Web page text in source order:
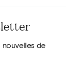
nouvelles de